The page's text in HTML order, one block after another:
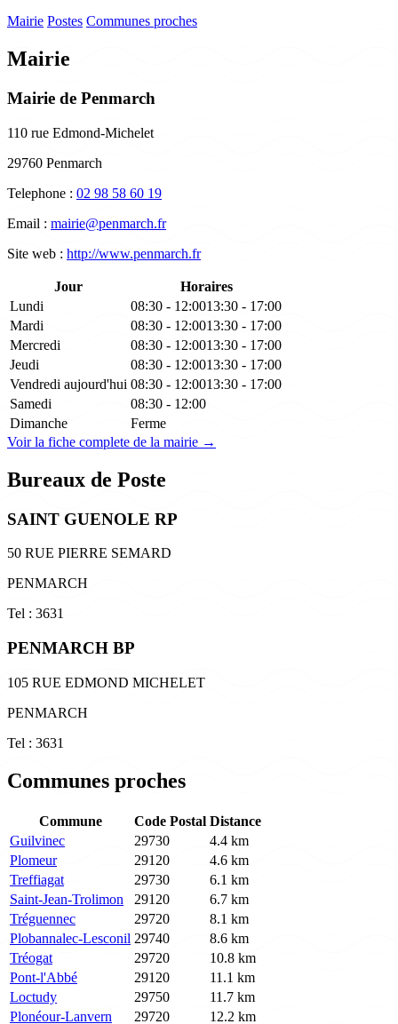
Mairie Postes Communes proches
Mairie
Mairie de Penmarch
110 rue Edmond-Michelet
29760 Penmarch
Telephone : 02 98 58 60 19
Email : mairie@penmarch.fr
Site web : http://www.penmarch.fr
Jour
Horaires
Lundi
08:30 - 12:0013:30 - 17:00
Mardi
08:30 - 12:0013:30 - 17:00
Mercredi
08:30 - 12:0013:30 - 17:00
Jeudi
08:30 - 12:0013:30 - 17:00
Vendredi aujourd'hui 08:30 - 12:0013:30 - 17:00
Samedi
08:30 - 12:00
Dimanche
Ferme
Voir la fiche complete de la mairie →
Bureaux de Poste
SAINT GUENOLE RP
50 RUE PIERRE SEMARD
PENMARCH
Tel : 3631
PENMARCH BP
105 RUE EDMOND MICHELET
PENMARCH
Tel : 3631
Communes proches
Commune Code Postal Distance
Guilvinec
29730
4.4 km
Plomeur
29120
4.6 km
Treffiagat
29730
6.1 km
Saint-Jean-Trolimon
29120
6.7 km
Tréguennec
29720
8.1 km
Plobannalec-Lesconil 29740
8.6 km
Tréogat
29720
10.8 km
Pont-l'Abbé
29120
11.1 km
Loctudy
29750
11.7 km
Plonéour-Lanvern
29720 12.2 km